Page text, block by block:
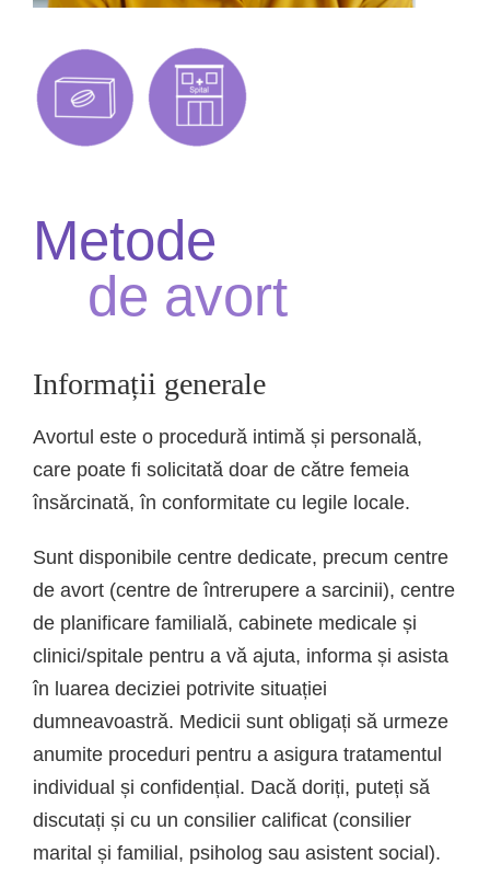
Metode
de avort
Informații generale
Avortul este o procedură intimă și personală,
care poate fi solicitată doar de către femeia
însărcinată, în conformitate cu legile locale.
Sunt disponibile centre dedicate, precum centre
de avort (centre de întrerupere a sarcinii), centre
de planificare familială, cabinete medicale și
clinici/spitale pentru a vă ajuta, informa și asista
în luarea deciziei potrivite situației
dumneavoastră. Medicii sunt obligați să urmeze
anumite proceduri pentru a asigura tratamentul
individual și confidențial. Dacă doriți, puteți să
discutați și cu un consilier calificat (consilier
marital și familial, psiholog sau asistent social).